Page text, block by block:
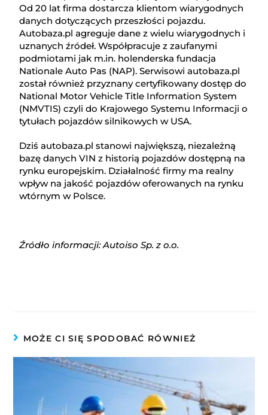
Od 20 lat firma dostarcza klientom wiarygodnych
danych dotyczących przeszłości pojazdu.
Autobaza.pl agreguje dane z wielu wiarygodnych i
uznanych źródeł. Współpracuje z zaufanymi
podmiotami jak m.in. holenderska fundacja
Nationale Auto Pas (NAP). Serwisowi autobaza.pl
został również przyznany certyfikowany dostęp do
National Motor Vehicle Title Information System
(NMVTIS) czyli do Krajowego Systemu Informacji o
tytułach pojazdów silnikowych w USA.
Dziś autobaza.pl stanowi największą, niezależną
bazę danych VIN z historią pojazdów dostępną na
rynku europejskim. Działalność firmy ma realny
wpływ na jakość pojazdów oferowanych na rynku
wtórnym w Polsce.
Źródło informacji: Autoiso Sp. z o.o.
MOŻE CI SIĘ SPODOBAĆ RÓWNIEŻ